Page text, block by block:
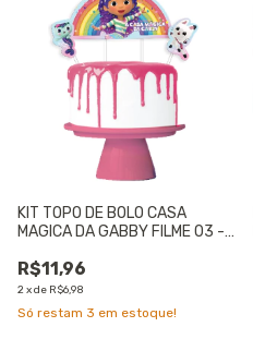
KIT TOPO DE BOLO CASA
MAGICA DA GABBY FILME 03 -
R$11,96
2xde R$6,98
Só restam 3 em estoque!